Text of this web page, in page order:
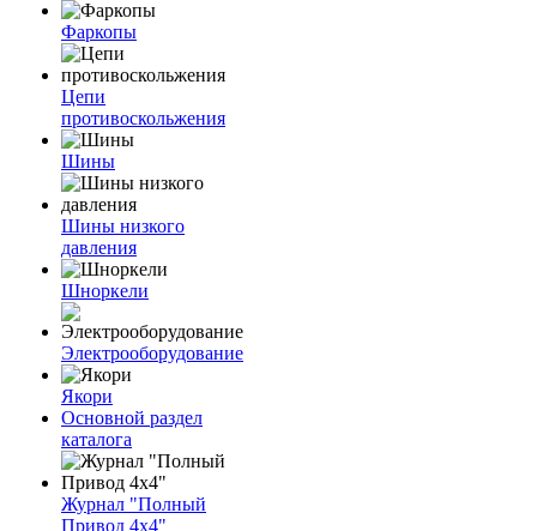
Фаркопы
Цепи
противоскольжения
Шины
Шины низкого
давления
Шноркели
Электрооборудование
Якори
Основной раздел
каталога
Журнал "Полный
Привод 4х4"